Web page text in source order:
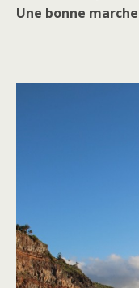
Une bonne